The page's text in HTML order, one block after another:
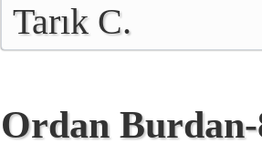
Tarık C.
Ordan